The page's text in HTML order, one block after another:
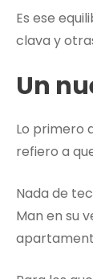
Es ese
clava y
Un
Lo primero
refiero a
Nada de
Man en su